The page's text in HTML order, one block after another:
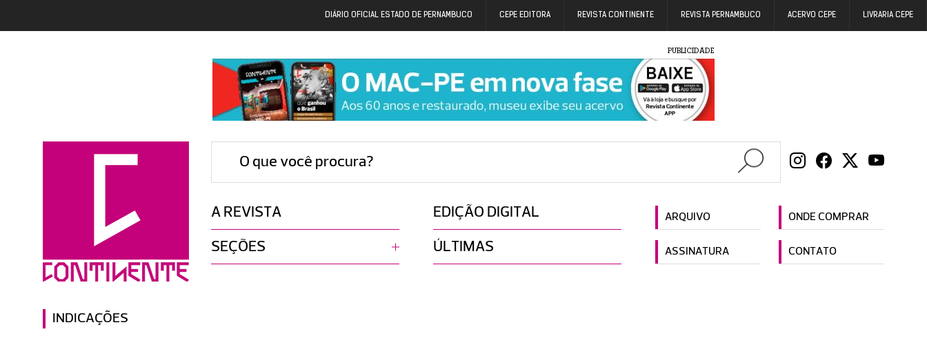
DIÁRIO OFICIAL ESTADO DE PERNAMBUCO CEPE EDITORA REVISTA CONTINENTE REVISTA PERNAMBUCO ACERVO CEPE LIVRARIA CEPE
PUBLICIDADE
O que você procura?
A REVISTA EDIÇÃO DIGITAL ARQUIVO ONDE COMPRAR
SEÇÕES ÚLTIMAS ASSINATURA CONTATO
INDICAÇÕES